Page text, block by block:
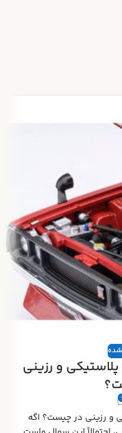
و رزینی
و رزینی در چیست؟ اگه